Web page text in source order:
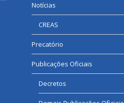
Notícias
CREAS
Precatório
Publicações Oficiais
Decretos